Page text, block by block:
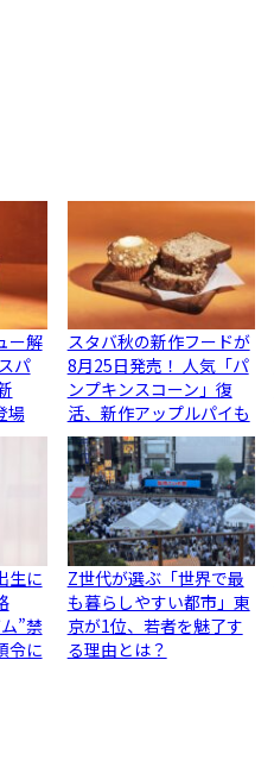
ー解
パ
場
スタバ秋の新作フードが
8月25日発売！ 人気「パ
ンプキンスコーン」復
活、新作アップルパイも
生に
”禁
令に
Z世代が選ぶ「世界で最
も暮らしやすい都市」東
京が1位、若者を魅了す
る理由とは？